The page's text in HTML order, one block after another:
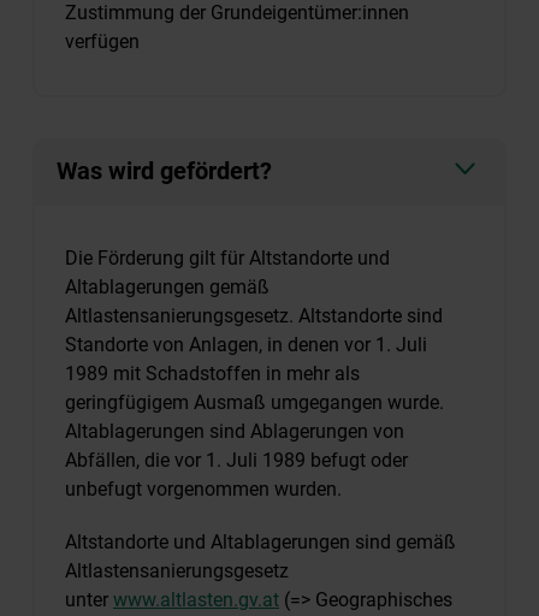
Zustimmung der Grundeigentümer:innen
verfügen
Was wird gefördert?
Die Förderung gilt für Altstandorte und
Altablagerungen gemäß
Altlastensanierungsgesetz. Altstandorte sind
Standorte von Anlagen, in denen vor 1. Juli
1989 mit Schadstoffen in mehr als
geringfügigem Ausmaß umgegangen wurde.
Altablagerungen sind Ablagerungen von
Abfällen, die vor 1. Juli 1989 befugt oder
unbefugt vorgenommen wurden.
Altstandorte und Altablagerungen sind gemäß
Altlastensanierungsgesetz
unter www.altlasten.gv.at (=> Geographisches